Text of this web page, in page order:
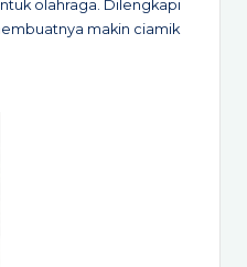
olahraga. Dilengkapi
makin ciamik